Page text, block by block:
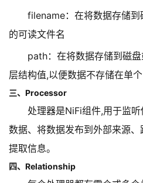
filename：在将数据存储到
的可读文件名
path：在将数据存储到磁
层结构值,以便数据不存储在单个
三、Processor
处理器是NiFi组件,用于监
数据、将数据发布到外部来源
提取信息。
四、Relationship